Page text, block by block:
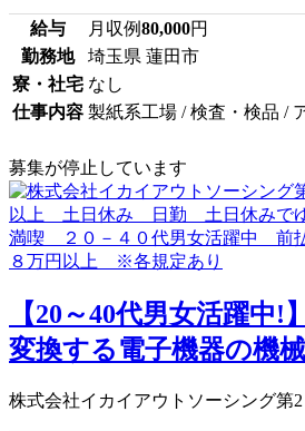
給与 月収例80,000円
勤務地
埼玉県 蓮田市
寮・社宅 なし
仕事内容 製紙系工場 / 検査・検品 /
募集が停止しています
【20～40代男女活躍中!
変換する電子機器の機
株式会社イカイアウトソーシング第2